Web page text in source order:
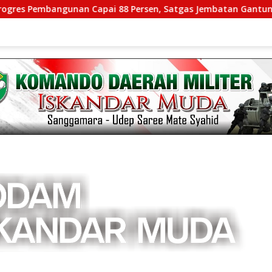
Capai 88 Persen, Satgas Jembatan Gantung Kodim